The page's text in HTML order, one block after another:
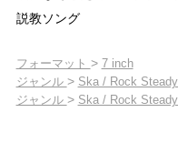
説教ソング
フォーマット > 7 inch
ジャンル > Ska / Rock Steady
ジャンル > Ska / Rock Steady